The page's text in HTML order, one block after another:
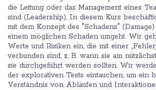
die Leitung oder das Management eines
sind (Leadership). In diesem Kurs
mit dem Konzept des "Schadens"
einem möglichen Schaden umgeht. Wir
Werte und Risiken ein, die mit einer
verbunden sind, z. B. wann sie am
sie durchgeführt werden sollten. Wir
der explorativen Tests eintauchen, um ein
Verständnis von Abläufen und